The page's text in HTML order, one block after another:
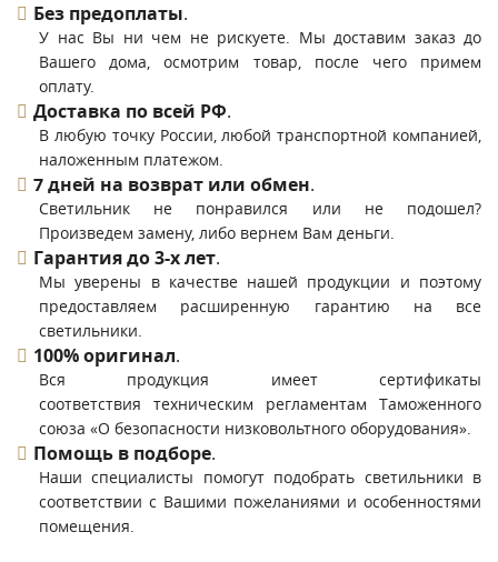
Без предоплаты.
У нас Вы ни чем не рискуете. Мы доставим заказ до
Вашего дома, осмотрим товар, после чего примем
оплату.
Доставка по всей РФ.
В любую точку России, любой транспортной компанией,
наложенным платежом.
7 дней на возврат или обмен.
Светильник не понравился или не подошел?
Произведем замену, либо вернем Вам деньги.
Гарантия до 3-х лет.
Мы уверены в качестве нашей продукции и поэтому
предоставляем расширенную гарантию на все
светильники.
100% оригинал.
Вся продукция имеет сертификаты
соответствия техническим регламентам Таможенного
союза «О безопасности низковольтного оборудования».
Помощь в подборе.
Наши специалисты помогут подобрать светильники в
соответствии с Вашими пожеланиями и особенностями
помещения.